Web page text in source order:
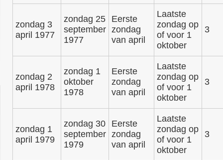
zondag 3
april 1977
zondag 25
september
1977
Eerste
zondag
van april
Laatste
zondag op
of voor 1
oktober
3
zondag 2
april 1978
zondag 1
oktober
1978
Eerste
zondag
van april
Laatste
zondag op
of voor 1
oktober
3
zondag 1
april 1979
zondag 30
september
1979
Eerste
zondag
van april
Laatste
zondag op
of voor 1
oktober
3